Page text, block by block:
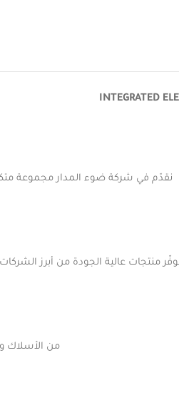
INTEGRATED
نقدّم في شركة ضوء المدار مجموعة
من الأسلاك